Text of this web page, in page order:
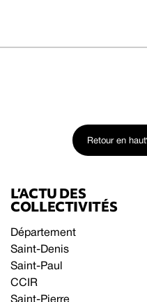
Retour en haut
L’ACTU DES
COLLECTIVITÉS
Département
Saint-Denis
Saint-Paul
CCIR
Saint-Pierre